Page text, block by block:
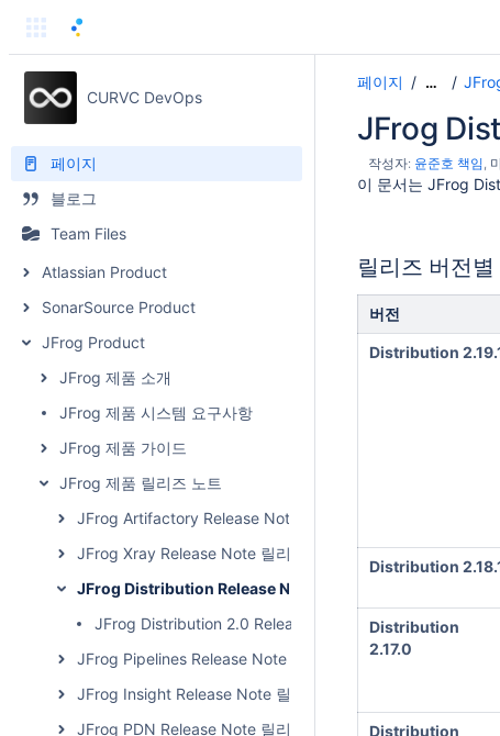
CURVC DevOps
페이지
블로그
Team Files
Atlassian Product
SonarSource Product
JFrog Product
JFrog 제품 소개
JFrog 제품 시스템 요구사항
JFrog 제품 가이드
JFrog 제품 릴리즈 노트
JFrog Artifactory Release Note 릴리즈 노트
JFrog Xray Release Note 릴리즈 노트
JFrog Distribution Release Note 릴리즈 노트
JFrog Distribution 2.0 Release Note 릴리즈 노트
JFrog Pipelines Release Note 릴리즈 노트
JFrog Insight Release Note 릴리즈 노트
JFrog PDN Release Note 릴리즈 노트
페이지 …
JFrog
작성자: 윤준호 책임,
이 문서는 JFrog
릴리즈 버전
버전
Distribution
Distribution
Distribution
2.17.0
Distribution